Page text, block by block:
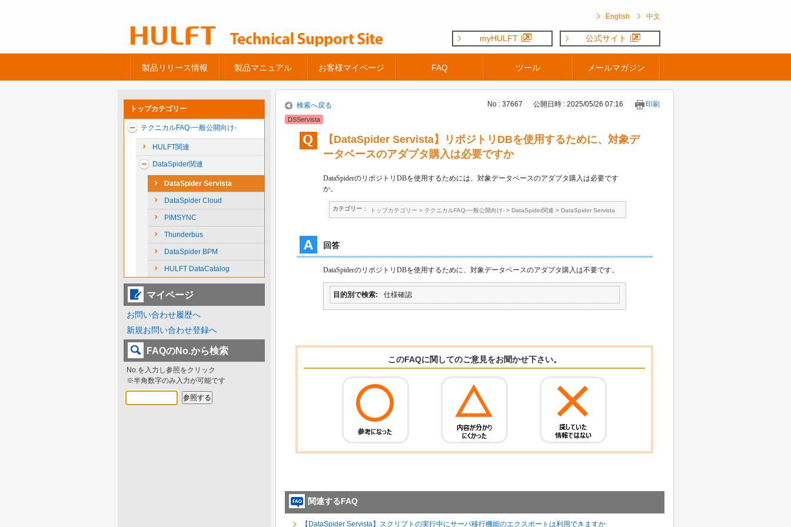
English 中文
製品リリース情報 製品マニュアル お客様マイページ FAQ ツール メールマガジン
myHULFT 公式サイト
トップカテゴリー
テクニカルFAQ-一般公開向け-
HULFT関連
DataSpider関連
DataSpider Servista
DataSpider Cloud
PIMSYNC
Thunderbus
DataSpider BPM
HULFT DataCatalog
マイページ
お問い合わせ履歴へ
新規お問い合わせ登録へ
FAQのNo.から検索
No.を入力し参照をクリック
※半角数字のみ入力が可能です
検索へ戻る No : 37667 公開日時 : 2025/05/26 07:16 印刷
DSServista
【DataSpider Servista】リポジトリDBを使用するために、対象デ
ータベースのアダプタ購入は必要ですか
DataSpiderのリポジトリ DBを使用するためには、対象データベースのアダプタ購入は必要です
か。
カテゴリー : トップカテゴリー > テクニカルFAQ-一般公開向け-> DataSpider関連 > DataSpider Servista
回答
DataSpiderのリポジトリ DBを使用するために、対象データベースのアダプタ購入は不要です。
目的別で検索 仕様確認
このFAQに関してのご意見をお聞かせ下さい。
関連するFAQ
【DataSpider Servista】スクリプトの実行中にサーバ移行機能のエクスポートは利用できますか